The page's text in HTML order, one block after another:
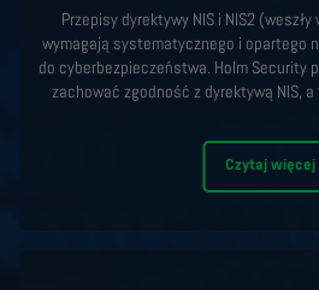
Przepisy dyrektywy NIS i NIS2
wymagają systematycznego i opartego
do cyberbezpieczeństwa. Holm Security
zachować zgodność z dyrektywą NIS, a
Czytaj więcej